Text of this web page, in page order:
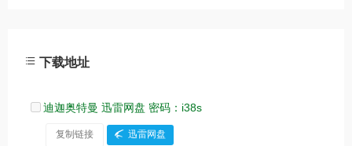
下载地址
迪迦奥特曼 迅雷网盘 密码：i38s
复制链接 迅雷网盘